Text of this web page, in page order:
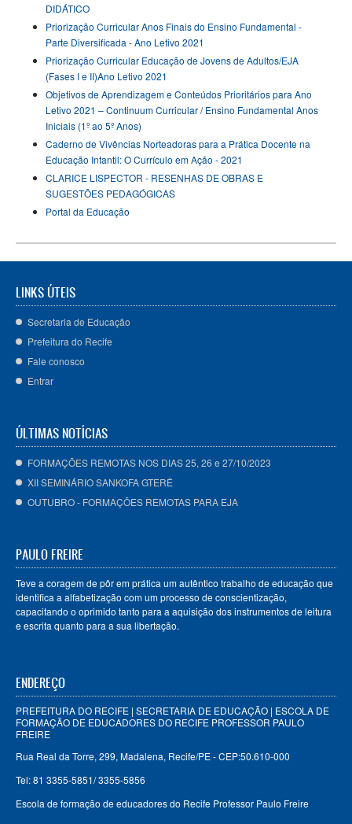
DIDÁTICO
Priorização Curricular Anos Finais do Ensino Fundamental -
Parte Diversificada - Ano Letivo 2021
Priorização Curricular Educação de Jovens de Adultos/EJA
(Fases I e II)Ano Letivo 2021
Objetivos de Aprendizagem e Conteúdos Prioritários para Ano
Letivo 2021 – Continuum Curricular / Ensino Fundamental Anos
Iniciais (1º ao 5º Anos)
Caderno de Vivências Norteadoras para a Prática Docente na
Educação Infantil: O Currículo em Ação - 2021
CLARICE LISPECTOR - RESENHAS DE OBRAS E
SUGESTÕES PEDAGÓGICAS
Portal da Educação
LINKS ÚTEIS
Secretaria de Educação
Prefeitura do Recife
Fale conosco
Entrar
ÚLTIMAS NOTÍCIAS
FORMAÇÕES REMOTAS NOS DIAS 25, 26 e 27/10/2023
XII SEMINÁRIO SANKOFA GTERÊ
OUTUBRO - FORMAÇÕES REMOTAS PARA EJA
PAULO FREIRE
Teve a coragem de pôr em prática um autêntico trabalho de educação que
identifica a alfabetização com um processo de conscientização,
capacitando o oprimido tanto para a aquisição dos instrumentos de leitura
e escrita quanto para a sua libertação.
ENDEREÇO
PREFEITURA DO RECIFE | SECRETARIA DE EDUCAÇÃO | ESCOLA DE
FORMAÇÃO DE EDUCADORES DO RECIFE PROFESSOR PAULO
FREIRE
Rua Real da Torre, 299, Madalena, Recife/PE - CEP:50.610-000
Tel: 81 3355-5851/ 3355-5856
Escola de formação de educadores do Recife Professor Paulo Freire